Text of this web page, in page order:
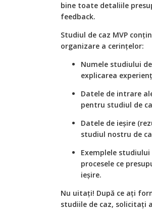
bine toate detaliile
feedback.
Studiul de caz MVP
organizare a cerințelor:
Numele studiului
explicarea
Datele de intrare
pentru studiul de
Datele de ieșire
studiul nostru de
Exemplele
procesele ce
ieșire.
Nu uitați! După ce ați
studiile de caz, solicitați